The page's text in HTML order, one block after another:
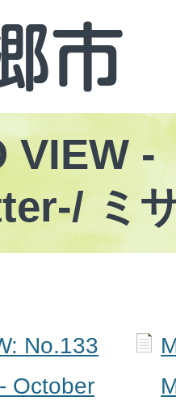
VIEW -
ミ
No.133
October